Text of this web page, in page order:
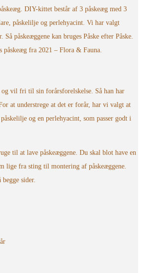
DIY-kittet består af 3 påskeæg med 3
påskelilje og perlehyacint. Vi har valgt
påskeæggene kan bruges Påske efter Påske.
påskeæg fra 2021 – Flora & Fauna.
vil fri til sin forårsforelskelse. Så han har
at understrege at det er forår, har vi valgt at
og en perlehyacint, som passer godt i
til at lave påskeæggene. Du skal blot have en
lige fra sting til montering af påskeæggene.
sider.